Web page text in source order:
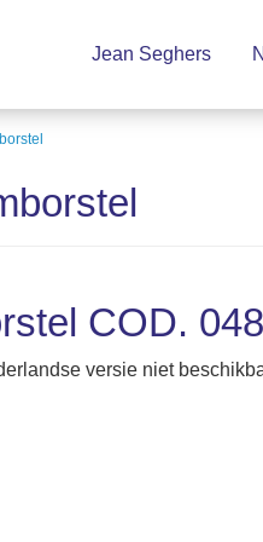
Sla
Jean Seghers
COD. 048
versie niet